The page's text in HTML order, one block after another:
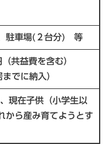
駐車場(２台分) 等
共益費を含む）
でに納入）
現在子供（小学生以
から産み育てようとす